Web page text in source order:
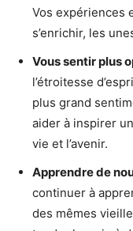
Vos expériences
s’enrichir, les
Vous sentir plus
l’étroitesse
plus grand
aider à inspirer
vie et l’avenir.
Apprendre de
continuer à
des mêmes